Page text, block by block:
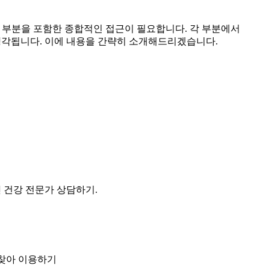
분을 포함한 종합적인 접근이 필요합니다. 각 부분에서
됩니다. 이에 내용을 간략히 소개해드리겠습니다.
강 전문가 상담하기.
이용하기